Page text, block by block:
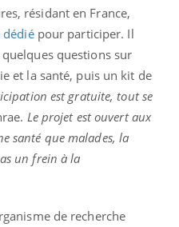
résidant en France,
dédiépour participer. Il
questions sur
et la santé, puis un kit de
est gratuite, tout se
Le projet est ouvert aux
santé que malades, la
un frein à la
de recherche